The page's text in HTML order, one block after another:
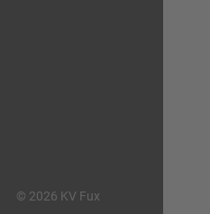
© 2026 KV Fux